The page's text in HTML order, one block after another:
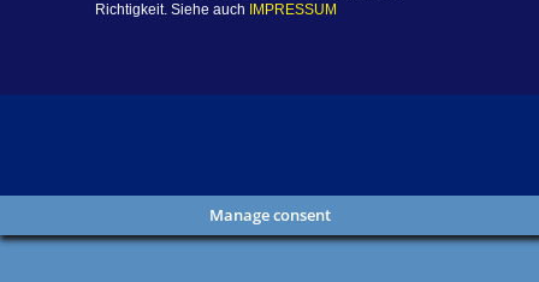
Richtigkeit. Siehe auch
IMPRESSUM
Manage consent